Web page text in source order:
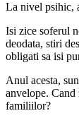
La nivel psihic,
Isi zice soferul
deodata, stiri
obligati sa isi
Anul acesta,
anvelope. Cand
familiilor?